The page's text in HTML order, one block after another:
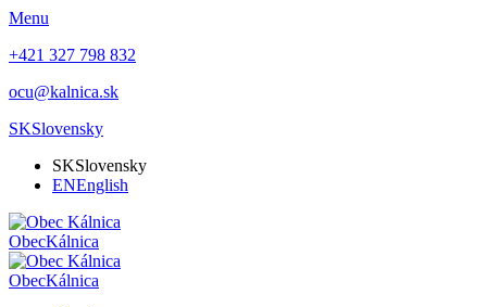
Menu
+421 327 798 832
ocu@kalnica.sk
SKSlovensky
SKSlovensky
ENEnglish
ObecKálnica
ObecKálnica